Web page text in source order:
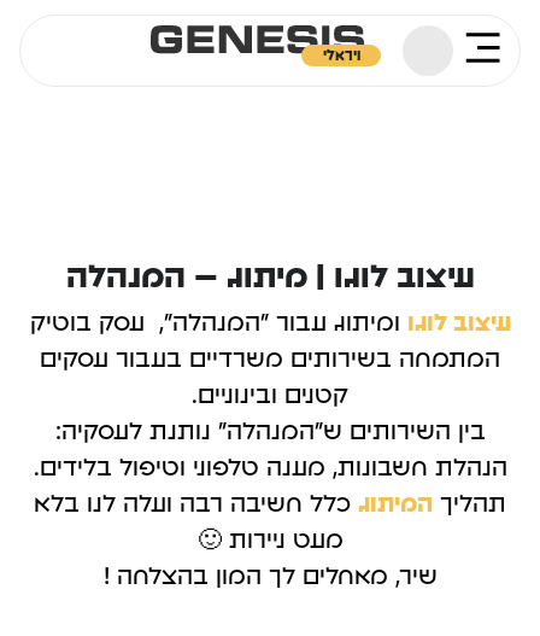
ויראלי
עיצוב לוגו | מיתוג – המנהלה
עיצוב לוגו ומיתוג עבור "המנהלה", עסק בוטיק
המתמחה בשירותים משרדיים בעבור עסקים
קטנים ובינוניים.
בין השירותים ש"המנהלה" נותנת לעסקיה:
הנהלת חשבונות, מענה טלפוני וטיפול בלידים.
תהליך המיתוג כלל חשיבה רבה ועלה לנו בלא
מעט ניירות 🙂
שיר, מאחלים לך המון בהצלחה !